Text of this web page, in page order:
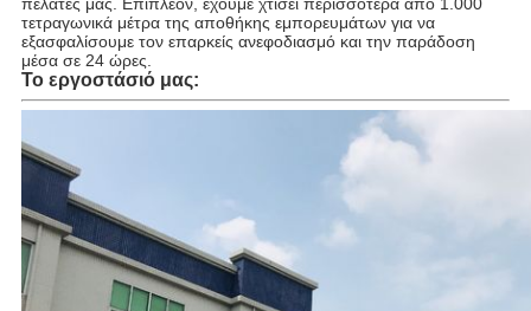
πελάτες μας. Επιπλέον, έχουμε χτίσει περισσότερα από 1.000
τετραγωνικά μέτρα της αποθήκης εμπορευμάτων για να
εξασφαλίσουμε τον επαρκείς ανεφοδιασμό και την παράδοση
μέσα σε 24 ώρες.
Το εργοστάσιό μας: